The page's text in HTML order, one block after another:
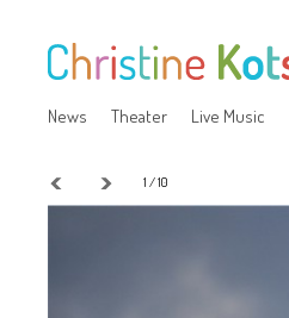
News Theater Live Music
1 / 10